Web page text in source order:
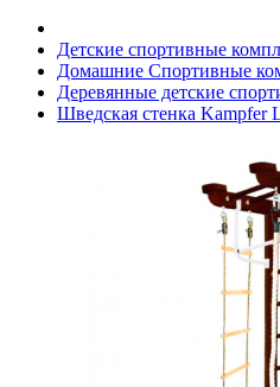
Детские спортивные
Домашние Спортивные
Деревянные детские
Шведская стенка Kampfer